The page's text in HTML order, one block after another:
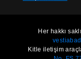
Her hakkı
Kitle iletişim